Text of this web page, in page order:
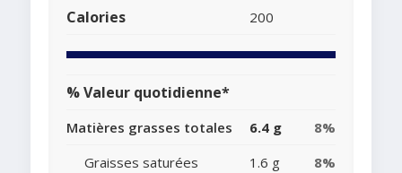
Calories 200
% Valeur quotidienne*
Matières grasses totales 6.4 g
8%
Graisses saturées
1.6 g
8%